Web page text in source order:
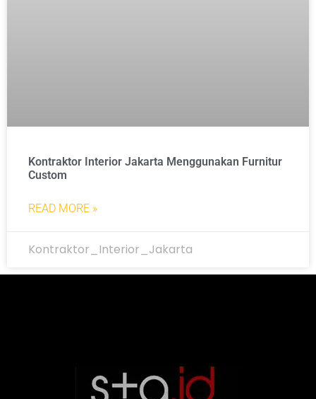
Kontraktor Interior Jakarta Menggunakan Furnitur
Custom
READ MORE »
Kontraktor_Interior_Jakarta